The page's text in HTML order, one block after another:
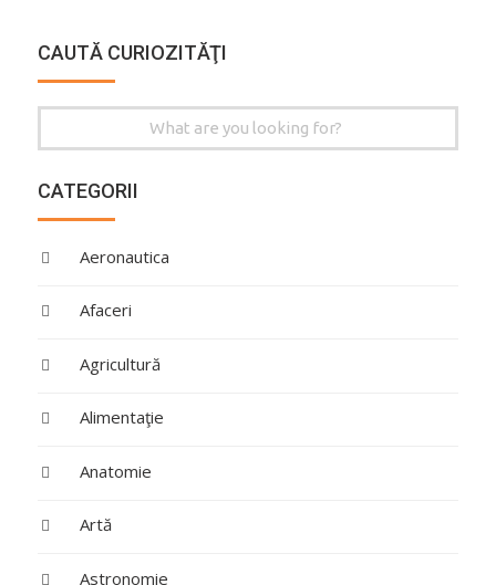
CAUTĂ CURIOZITĂŢI
for:
CATEGORII
Aeronautica
Afaceri
Agricultură
Alimentaţie
Anatomie
Artă
Astronomie